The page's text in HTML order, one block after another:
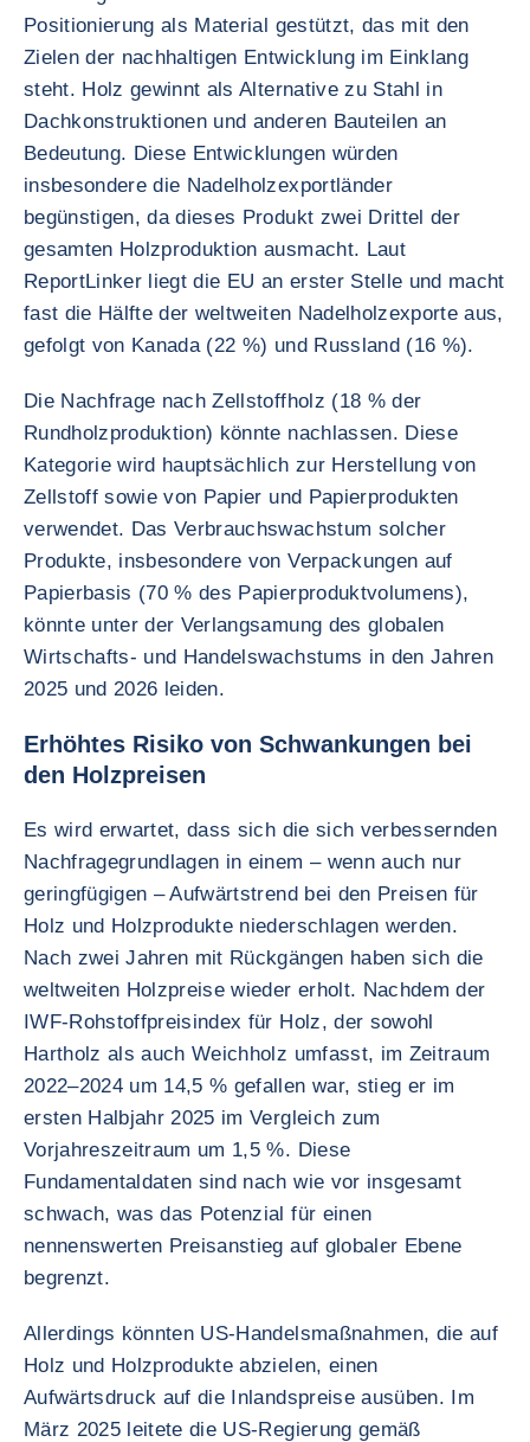
Positionierung als Material gestützt, das mit den
Zielen der nachhaltigen Entwicklung im Einklang
steht. Holz gewinnt als Alternative zu Stahl in
Dachkonstruktionen und anderen Bauteilen an
Bedeutung. Diese Entwicklungen würden
insbesondere die Nadelholzexportländer
begünstigen, da dieses Produkt zwei Drittel der
gesamten Holzproduktion ausmacht. Laut
ReportLinker liegt die EU an erster Stelle und macht
fast die Hälfte der weltweiten Nadelholzexporte aus,
gefolgt von Kanada (22 %) und Russland (16 %).
Die Nachfrage nach Zellstoffholz (18 % der
Rundholzproduktion) könnte nachlassen. Diese
Kategorie wird hauptsächlich zur Herstellung von
Zellstoff sowie von Papier und Papierprodukten
verwendet. Das Verbrauchswachstum solcher
Produkte, insbesondere von Verpackungen auf
Papierbasis (70 % des Papierproduktvolumens),
könnte unter der Verlangsamung des globalen
Wirtschafts- und Handelswachstums in den Jahren
2025 und 2026 leiden.
Erhöhtes Risiko von Schwankungen bei
den Holzpreisen
Es wird erwartet, dass sich die sich verbessernden
Nachfragegrundlagen in einem – wenn auch nur
geringfügigen – Aufwärtstrend bei den Preisen für
Holz und Holzprodukte niederschlagen werden.
Nach zwei Jahren mit Rückgängen haben sich die
weltweiten Holzpreise wieder erholt. Nachdem der
IWF-Rohstoffpreisindex für Holz, der sowohl
Hartholz als auch Weichholz umfasst, im Zeitraum
2022–2024 um 14,5 % gefallen war, stieg er im
ersten Halbjahr 2025 im Vergleich zum
Vorjahreszeitraum um 1,5 %. Diese
Fundamentaldaten sind nach wie vor insgesamt
schwach, was das Potenzial für einen
nennenswerten Preisanstieg auf globaler Ebene
begrenzt.
Allerdings könnten US-Handelsmaßnahmen, die auf
Holz und Holzprodukte abzielen, einen
Aufwärtsdruck auf die Inlandspreise ausüben. Im
März 2025 leitete die US-Regierung gemäß